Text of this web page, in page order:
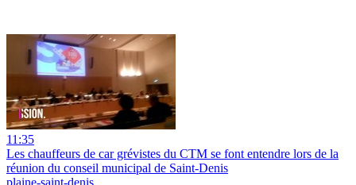
11:35
Les chauffeurs de car grévistes du CTM se font entendre lors de la
réunion du conseil municipal de Saint-Denis